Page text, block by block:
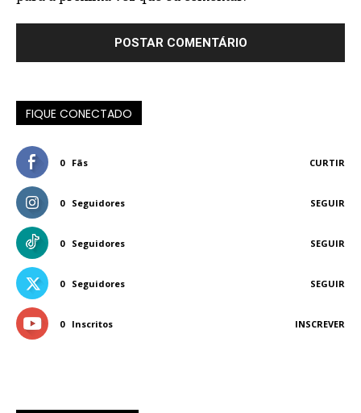
FIQUE CONECTADO
0 Fãs CURTIR
0 Seguidores SEGUIR
0 Seguidores SEGUIR
0 Seguidores SEGUIR
0 Inscritos INSCREVER